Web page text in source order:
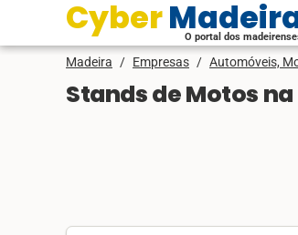
Cyber O portal dos
Madeira / Empresas / Automóveis,
Stands de Motos